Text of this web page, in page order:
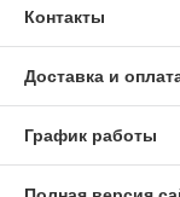
Контакты
Доставка и
График работы